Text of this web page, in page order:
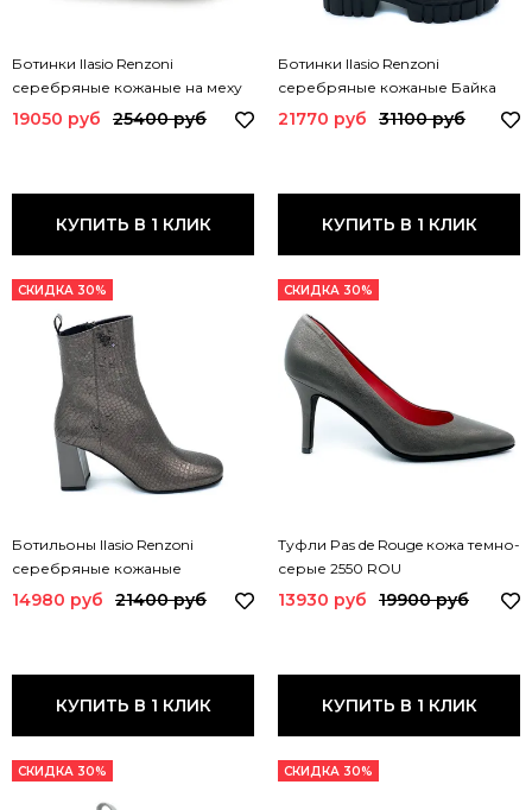
Ботинки Ilasio Renzoni
серебряные кожаные на меху
M267 IR SILVER
19050 руб 25400 руб
КУПИТЬ В 1 КЛИК
Ботинки Ilasio Renzoni
серебряные кожаные Байка
3702 IR SILVER
21770 руб 31100 руб
КУПИТЬ В 1 КЛИК
СКИДКА 30%
Ботильоны Ilasio Renzoni
серебряные кожаные
демисезонные тиснение под
14980 руб 21400 руб
КУПИТЬ В 1 КЛИК
СКИДКА 30%
Туфли Pas de Rouge кожа темно-
серые 2550 ROU
13930 руб 19900 руб
КУПИТЬ В 1 КЛИК
СКИДКА 30% СКИДКА 30%